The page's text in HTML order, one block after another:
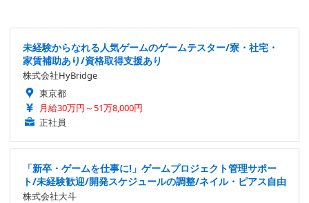
未経験からなれる人気ゲームのゲームテスター/寮・社宅・
家賃補助あり/資格取得支援あり
株式会社HyBridge
東京都
月給30万円～51万8,000円
正社員
「新卒・ゲームを仕事に!」ゲームプロジェクト管理サポー
ト/未経験歓迎/開発スケジュールの調整/ネイル・ピアス自由
株式会社大斗